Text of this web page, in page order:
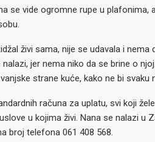
se vide ogromne rupe u plafonima,
živi sama, nije se udavala i
jer nema niko da se brine o
strane kuće, kako ne bi
računa za uplatu, svi koji
u kojima živi. Nana se nalazi u
broj telefona 061 408 568.